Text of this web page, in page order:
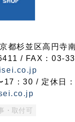
都杉並区高円寺
/ FAX：03-
17：30 / 定休日
・取付可